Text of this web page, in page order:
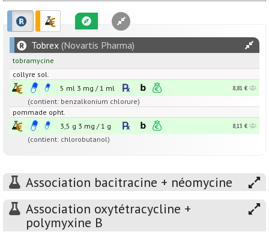
Tobrex (Novartis Pharma)
tobramycine
collyre sol.
5 ml 3 mg / 1 ml 8,81 €
(contient: benzalkonium chlorure)
pommade opht.
3,5 g 3 mg / 1 g 8,13 €
(contient: chlorobutanol)
Association bacitracine + néomycine
Association oxytétracycline +
polymyxine B